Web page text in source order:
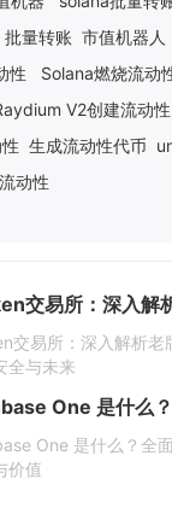
批量转账 市值机器人
性 Solana燃烧流动
V2创建流动性
生成流动性代币
动性
交易所：深入解析老
全与未来
One 是什么？全
价值